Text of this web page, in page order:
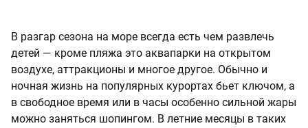
В разгар сезона на море всегда есть чем развлечь
детей — кроме пляжа это аквапарки на открытом
воздухе, аттракционы и многое другое. Обычно и
ночная жизнь на популярных курортах бьет ключом, а
в свободное время или в часы особенно сильной жары
можно заняться шопингом. В летние месяцы в таких